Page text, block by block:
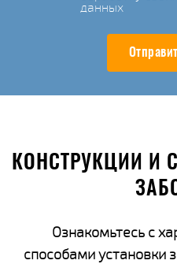
данных
КОНСТРУКЦИИ И
Ознакомьтесь с
способами установки